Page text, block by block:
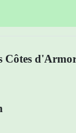
Côtes